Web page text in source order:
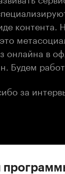
контента.
онлайна в
Будем
за